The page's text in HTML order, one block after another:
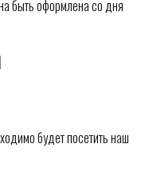
быть оформлена со дня
будет посетить наш